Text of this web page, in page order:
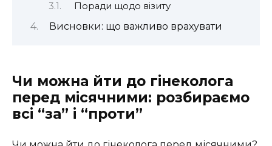
Поради щодо візиту
Висновки: що важливо врахувати
Чи можна йти до гінеколога
перед місячними: розбираємо
всі “за” і “проти”